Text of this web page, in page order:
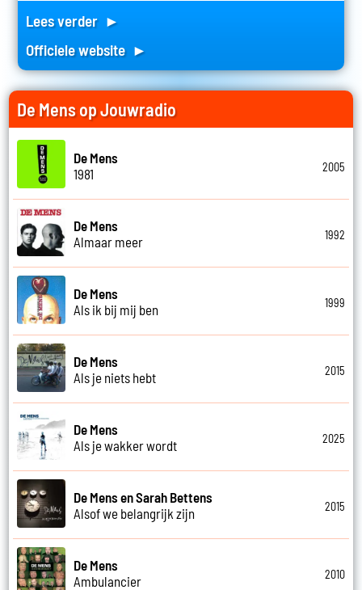
Lees verder ►
Officiele website ►
De Mens op Jouwradio
De Mens
1981
2005
De Mens
Almaar meer
1992
De Mens
Als ik bij mij ben
1999
De Mens
Als je niets hebt
2015
De Mens
Als je wakker wordt
2025
De Mens en Sarah Bettens
Alsof we belangrijk zijn
2015
De Mens
Ambulancier
2010